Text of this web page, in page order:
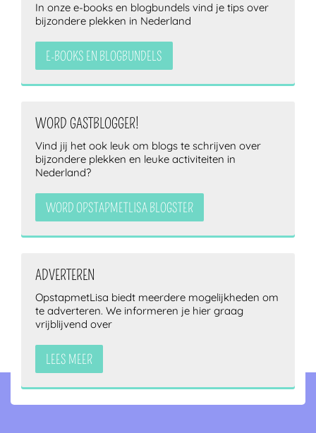
In onze e-books en blogbundels vind je tips over
bijzondere plekken in Nederland
E-BOOKS EN BLOGBUNDELS
WORD GASTBLOGGER!
Vind jij het ook leuk om blogs te schrijven over
bijzondere plekken en leuke activiteiten in
Nederland?
WORD OPSTAPMETLISA BLOGSTER
ADVERTEREN
OpstapmetLisa biedt meerdere mogelijkheden om
te adverteren. We informeren je hier graag
vrijblijvend over
LEES MEER